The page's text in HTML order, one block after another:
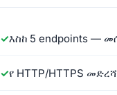
እስከ 5 endpoints —
የ HTTP/HTTPS